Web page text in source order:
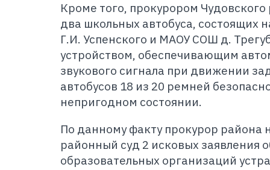
Кроме того, прокурором Чудовского
два школьных автобуса, состоящих
Г.И. Успенского и МАОУ СОШ д.
устройством, обеспечивающим
звукового сигнала при движении
автобусов 18 из 20 ремней
непригодном состоянии.
По данному факту прокурор района
районный суд 2 исковых заявления
образовательных организаций